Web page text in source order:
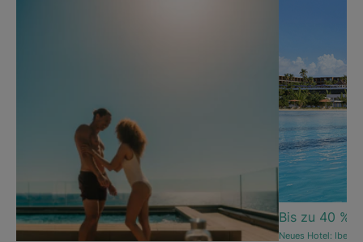
Bis zu 40 %
Neues Hotel: